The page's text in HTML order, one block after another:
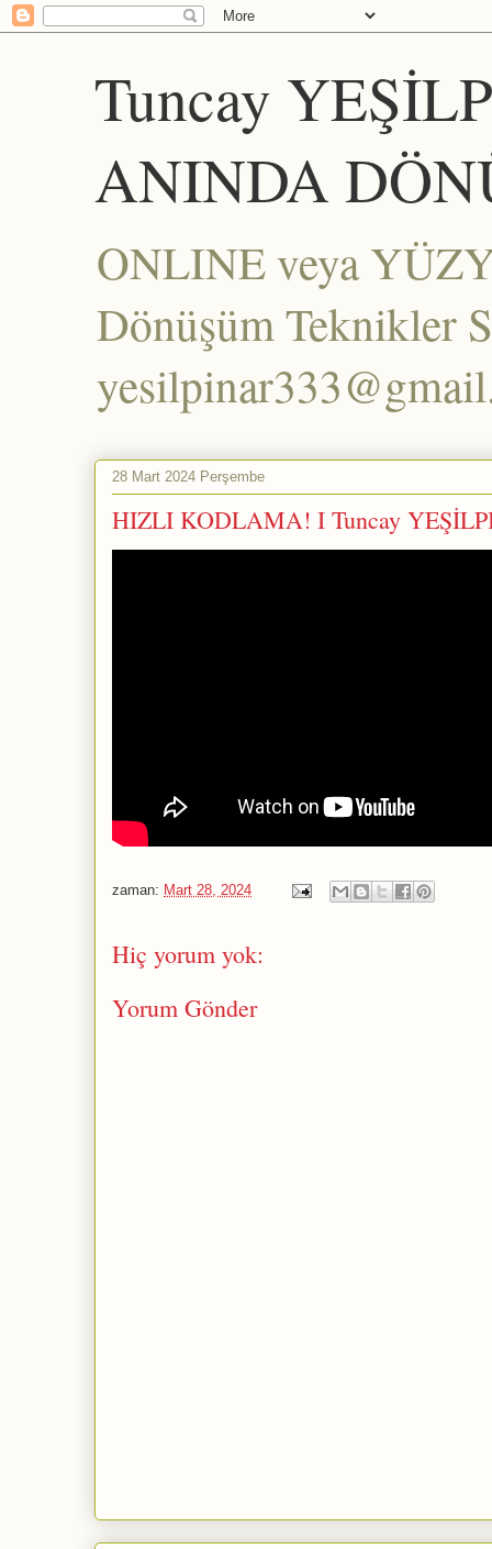
Tuncay
ANINDA
ONLINE veya
Dönüşüm Teknikler
28 Mart 2024 Perşembe
HIZLI KODLAMA! I Tuncay
zaman: Mart 28, 2024
Hiç yorum yok:
Yorum Gönder